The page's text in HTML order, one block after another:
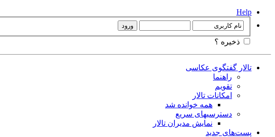
Help
ذخیره ؟
تالار گفتگوی عکاسی
راهنما
تقویم
امکانات تالار
همه خوانده شد
دسترسیهای سریع
نمایش مدیران تالار
پست‌های جدید